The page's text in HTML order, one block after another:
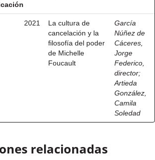
2021
La cultura de
cancelación y la
filosofía del poder
de Michelle
Foucault
García
Núñez de
Cáceres,
Jorge
Federico,
director;
Artieda
González,
Camila
Soledad
relacionadas